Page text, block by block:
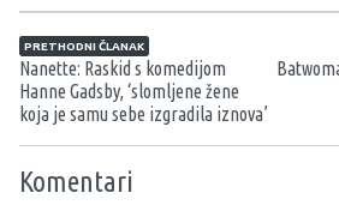
Navigacija članaka
PRETHODNI ČLANAK
Nanette: Raskid s komedijom
Hanne Gadsby, ‘slomljene žene
koja je samu sebe izgradila iznova’
Komentari